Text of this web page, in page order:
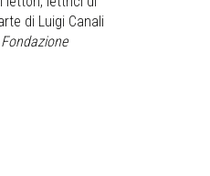
di Luigi Canali